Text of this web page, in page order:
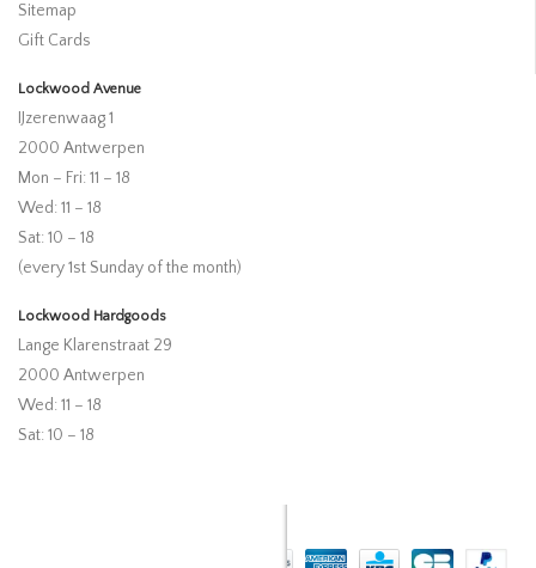
Sitemap
Gift Cards
Lockwood Avenue
IJzerenwaag 1
2000 Antwerpen
Mon – Fri: 11 – 18
Wed: 11 – 18
Sat: 10 – 18
(every 1st Sunday of the month)
Lockwood Hardgoods
Lange Klarenstraat 29
2000 Antwerpen
Wed: 11 – 18
Sat: 10 – 18